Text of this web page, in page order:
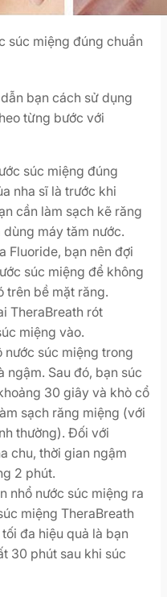
súc miệng đúng chuẩn
bạn cách sử dụng
từng bước với
súc miệng đúng
nha sĩ là trước khi
cần làm sạch kẽ răng
máy tăm nước.
Fluoride, bạn nên đợi
súc miệng để không
trên bề mặt răng.
TheraBreath rót
miệng vào.
nước súc miệng trong
ngậm. Sau đó, bạn súc
30 giây và khò cổ
sạch răng miệng (với
thường). Đối với
chu, thời gian ngậm
2 phút.
nhổ nước súc miệng ra
miệng TheraBreath
đa hiệu quả là bạn
30 phút sau khi súc